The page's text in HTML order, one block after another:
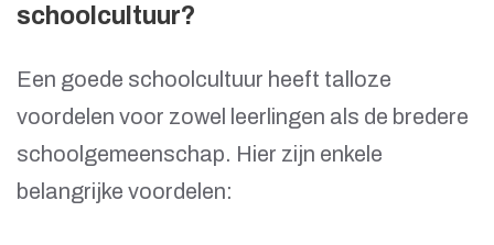
schoolcultuur?
Een goede schoolcultuur heeft talloze
voordelen voor zowel leerlingen als de bredere
schoolgemeenschap. Hier zijn enkele
belangrijke voordelen: